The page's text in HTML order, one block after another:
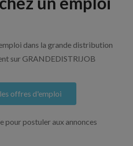
dans la grande distribution
sur GRANDEDISTRIJOB
offres d'emploi
pour postuler aux annonces